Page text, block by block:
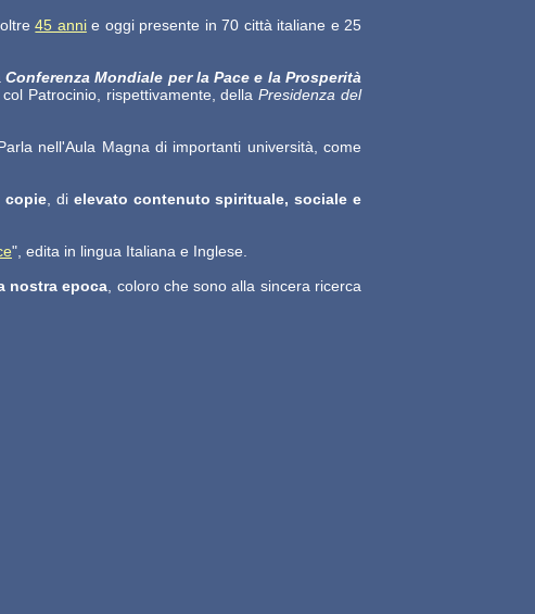
oltre45 annie oggi presente in 70 città italiane e 25
Conferenza Mondiale per la Pace e la Prosperità
Patrocinio, rispettivamente, dellaPresidenza del
nell'Aula Magna di importanti università, come
copie , di elevato contenuto spirituale, sociale e
", edita in lingua Italiana e Inglese.
nostra epoca , coloro che sono alla sincera ricerca